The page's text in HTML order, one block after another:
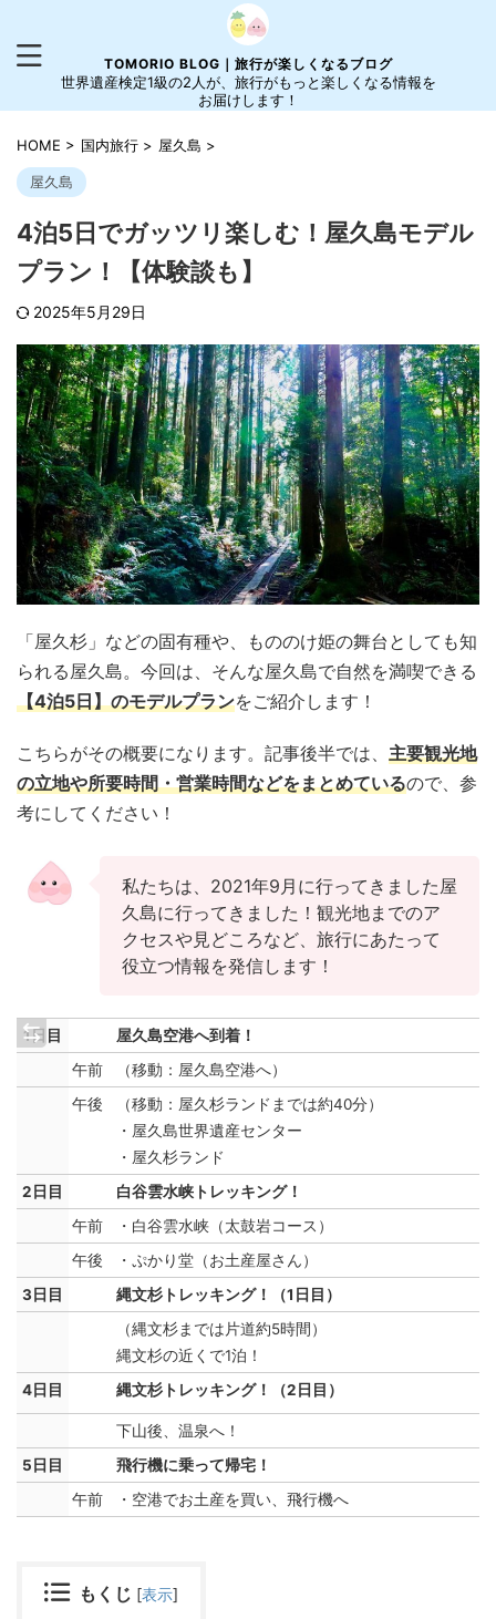
TOMORIO BLOG｜旅行が楽しくなるブログ
世界遺産検定1級の2人が、旅行がもっと楽しくなる情報を
お届けします！
HOME > 国内旅行 > 屋久島 >
屋久島
4泊5日でガッツリ楽しむ！屋久島モデル
プラン！【体験談も】
2025年5月29日
「屋久杉」などの固有種や、もののけ姫の舞台としても知
られる屋久島。今回は、そんな屋久島で自然を満喫できる
【4泊5日】のモデルプランをご紹介します！
こちらがその概要になります。記事後半では、 主要観光地
の立地や所要時間・営業時間などをまとめているので、参
考にしてください！
私たちは、2021年9月に行ってきました屋
久島に行ってきました！観光地までのア
クセスや見どころなど、旅行にあたって
役立つ情報を発信します！
1日目
屋久島空港へ到着！
午前
（移動：屋久島空港へ）
午後
（移動：屋久杉ランドまでは約40分）
・屋久島世界遺産センター
・屋久杉ランド
2日目
白谷雲水峡トレッキング！
午前
・白谷雲水峡（太鼓岩コース）
午後
・ぷかり堂（お土産屋さん）
3日目
縄文杉トレッキング！（1日目）
（縄文杉までは片道約5時間）
縄文杉の近くで1泊！
4日目
縄文杉トレッキング！（2日目）
下山後、温泉へ！
5日目
飛行機に乗って帰宅！
午前
・空港でお土産を買い、飛行機へ
もくじ [表示]